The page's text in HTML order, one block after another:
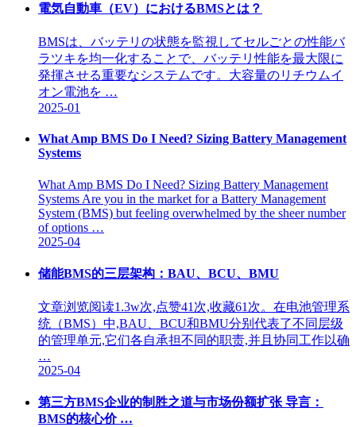
電気自動車（EV）におけるBMSとは？
BMSは、バッテリの状態を監視してセルごとの性能バ
ラツキを均一化することで、バッテリ性能を最大限に
発揮させる重要なシステムです。大容量のリチウムイ
オン電池を …
2025-01
What Amp BMS Do I Need? Sizing Battery Management
Systems
What Amp BMS Do I Need? Sizing Battery Management
Systems Are you in the market for a Battery Management
System (BMS) but feeling overwhelmed by the sheer number
of options …
2025-04
储能BMS的三层架构：BAU、BCU、BMU
文章浏览阅读1.3w次,点赞41次,收藏61次。在电池管理系
统（BMS）中,BAU、BCU和BMU分别代表了不同层级
的管理单元,它们各自承担不同的职责,并且协同工作以确
…
2025-04
第三方BMS企业的制胜之道与市场份额扩张 导言：
BMS的核心价 …